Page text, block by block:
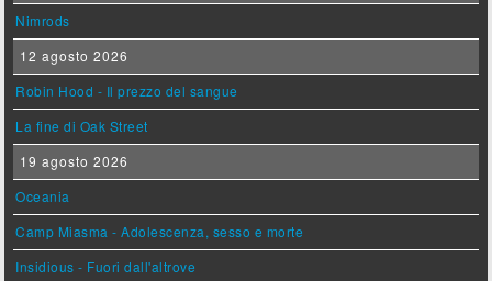
Nimrods
12 agosto 2026
Robin Hood - Il prezzo del sangue
La fine di Oak Street
19 agosto 2026
Oceania
Camp Miasma - Adolescenza, sesso e morte
Insidious - Fuori dall'altrove